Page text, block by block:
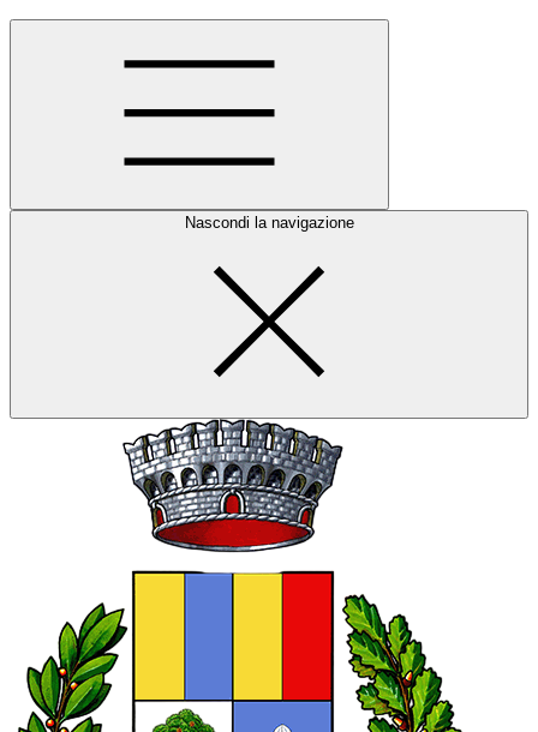
Nascondi la navigazione